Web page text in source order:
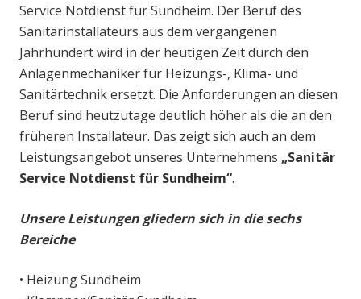
Service Notdienst für Sundheim. Der Beruf des
Sanitärinstallateurs aus dem vergangenen
Jahrhundert wird in der heutigen Zeit durch den
Anlagenmechaniker für Heizungs-, Klima- und
Sanitärtechnik ersetzt. Die Anforderungen an diesen
Beruf sind heutzutage deutlich höher als die an den
früheren Installateur. Das zeigt sich auch an dem
Leistungsangebot unseres Unternehmens „Sanitär
Service Notdienst für Sundheim“.
Unsere Leistungen gliedern sich in die sechs
Bereiche
• Heizung Sundheim